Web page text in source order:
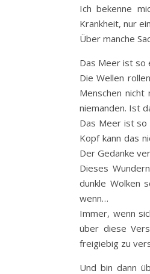
Ich bekenne
Krankheit, nur
Über manche
Das Meer ist so
Die Wellen
Menschen
niemanden. Ist
Das Meer ist so
Kopf kann das
Der Gedanke
Dieses
dunkle Wolken
wenn…
Immer, wenn
über diese
freigiebig zu
Und bin dann